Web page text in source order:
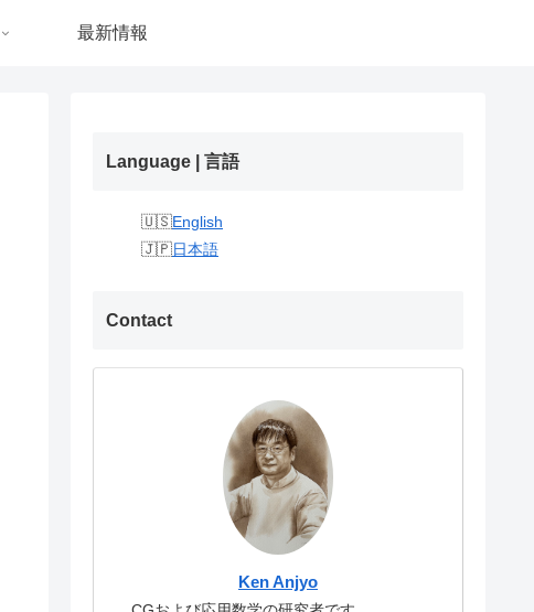
最新情報
Language | 言語
English
日本語
Contact
Ken Anjyo